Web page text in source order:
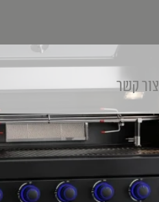
צור קשר